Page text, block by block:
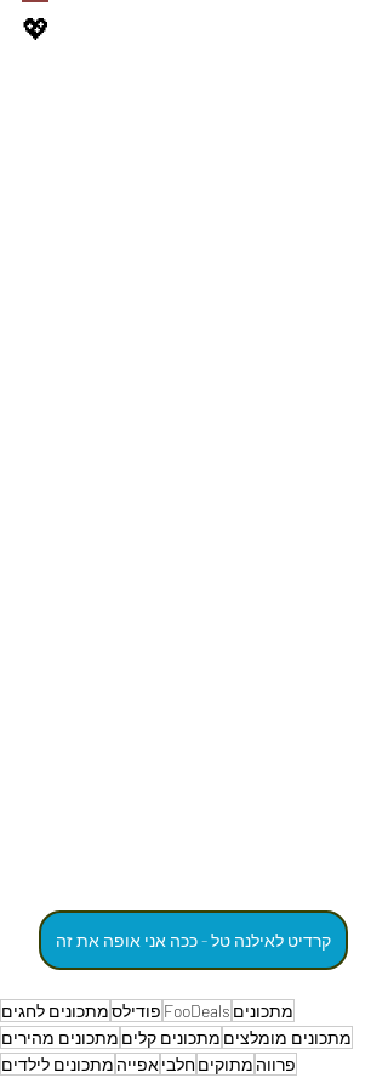
💖
קרדיט לאילנה טל - ככה אני אופה את זה
מתכונים FooDeals פודילסמתכונים לחגים
מתכונים מומלצים מתכונים קלים מתכונים מהירים
פרווה מתוקיםחלביאפייה מתכונים לילדים